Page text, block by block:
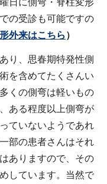
の受診も可能ですの
外来はこちら ）
り、思春期特発性側
を含めてたくさんい
くの側弯は軽いもの
ある程度以上側弯が
ていないようであれ
部の患者さんはそれ
ありますので、その
しています。当然で